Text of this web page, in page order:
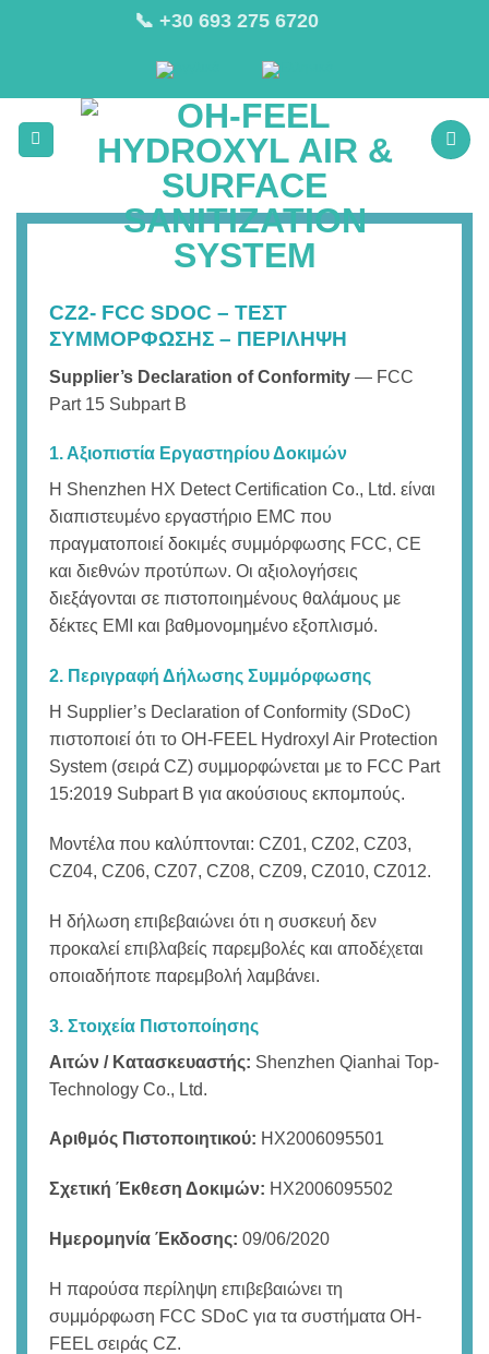
📞 +30 693 275 6720
CZ2- FCC SDOC – ΤΕΣΤ
ΣΥΜΜΟΡΦΩΣΗΣ – ΠΕΡΊΛΗΨΗ
Supplier’s Declaration of Conformity — FCC
Part 15 Subpart B
1. Αξιοπιστία Εργαστηρίου Δοκιμών
Η Shenzhen HX Detect Certification Co., Ltd. είναι
διαπιστευμένο εργαστήριο EMC που
πραγματοποιεί δοκιμές συμμόρφωσης FCC, CE
και διεθνών προτύπων. Οι αξιολογήσεις
διεξάγονται σε πιστοποιημένους θαλάμους με
δέκτες EMI και βαθμονομημένο εξοπλισμό.
2. Περιγραφή Δήλωσης Συμμόρφωσης
Η Supplier’s Declaration of Conformity (SDoC)
πιστοποιεί ότι το OH-FEEL Hydroxyl Air Protection
System (σειρά CZ) συμμορφώνεται με το FCC Part
15:2019 Subpart B για ακούσιους εκπομπούς.
Μοντέλα που καλύπτονται: CZ01, CZ02, CZ03,
CZ04, CZ06, CZ07, CZ08, CZ09, CZ010, CZ012.
Η δήλωση επιβεβαιώνει ότι η συσκευή δεν
προκαλεί επιβλαβείς παρεμβολές και αποδέχεται
οποιαδήποτε παρεμβολή λαμβάνει.
3. Στοιχεία Πιστοποίησης
Αιτών / Κατασκευαστής: Shenzhen Qianhai Top-
Technology Co., Ltd.
Αριθμός Πιστοποιητικού: HX2006095501
Σχετική Έκθεση Δοκιμών: HX2006095502
Ημερομηνία Έκδοσης: 09/06/2020
Η παρούσα περίληψη επιβεβαιώνει τη
συμμόρφωση FCC SDoC για τα συστήματα OH-
FEEL σειράς CZ.